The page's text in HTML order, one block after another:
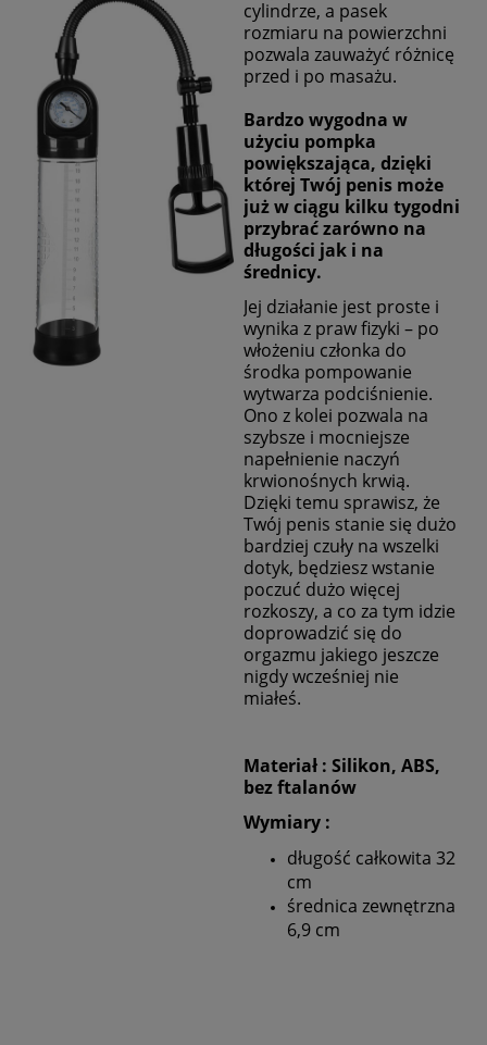
cylindrze, a pasek
rozmiaru na powierzchni
pozwala zauważyć różnicę
przed i po masażu.
Bardzo wygodna w
użyciu pompka
powiększająca, dzięki
której Twój penis może
już w ciągu kilku tygodni
przybrać zarówno na
długości jak i na
średnicy.
Jej działanie jest proste i
wynika z praw fizyki – po
włożeniu członka do
środka pompowanie
wytwarza podciśnienie.
Ono z kolei pozwala na
szybsze i mocniejsze
napełnienie naczyń
krwionośnych krwią.
Dzięki temu sprawisz, że
Twój penis stanie się dużo
bardziej czuły na wszelki
dotyk, będziesz wstanie
poczuć dużo więcej
rozkoszy, a co za tym idzie
doprowadzić się do
orgazmu jakiego jeszcze
nigdy wcześniej nie
miałeś.
Materiał : Silikon, ABS,
bez ftalanów
Wymiary :
długość całkowita 32
cm
średnica zewnętrzna
6,9 cm